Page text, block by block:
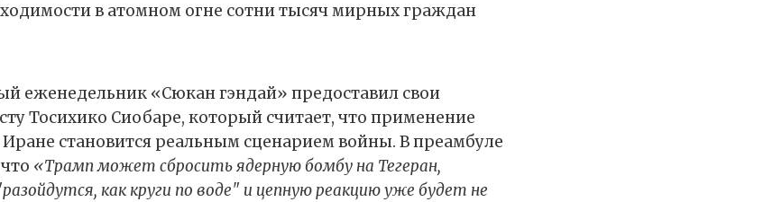
в атомном огне сотни тысяч мирных граждан
еженедельник «Сюкан гэндай» предоставил свои
Тосихико Сиобаре, который считает, что применение
становится реальным сценарием войны. В преамбуле
«Трамп может сбросить ядерную бомбу на Тегеран,
как круги по воде" и цепную реакцию уже будет не